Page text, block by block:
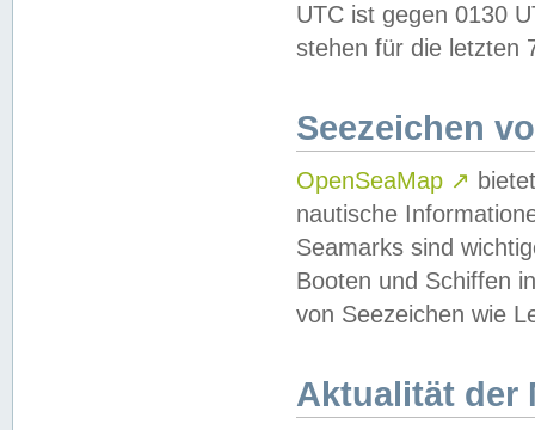
UTC ist gegen 0130
stehen für die letzten
Seezeichen
OpenSeaMap ↗
nautische
Seamarks sind
Booten und Schiffen
von Seezeichen wie
Aktualität der